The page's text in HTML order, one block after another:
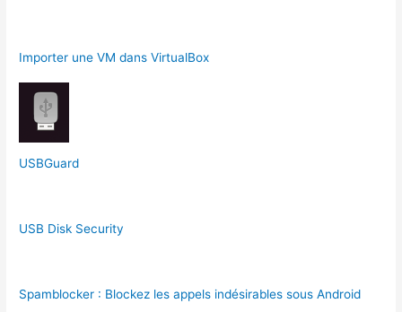
Importer une VM dans VirtualBox
USBGuard
USB Disk Security
Spamblocker : Blockez les appels indésirables sous Android